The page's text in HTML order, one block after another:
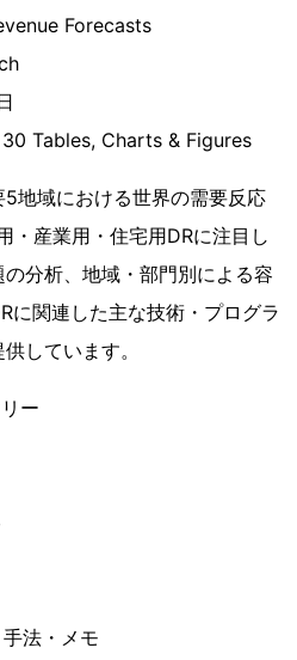
Forecasts
Tables, Charts & Figures
地域における世界の需要反応
・産業用・住宅用DRに注目し
分析、地域・部門別による容
に関連した主な技術・プログラ
しています。
ー
法・メモ